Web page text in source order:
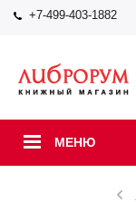
+7-499-403-1882
МЕНЮ